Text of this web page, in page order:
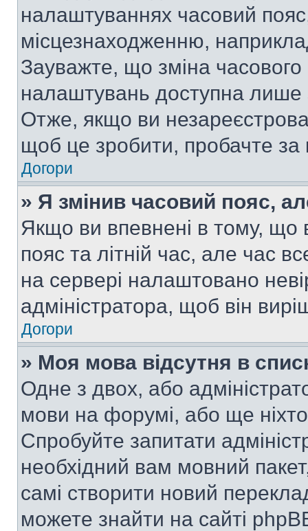
налаштуваннях часовий
місцезнаходженню,
Зауважте, що зміна часового
налаштувань доступна лише
Отже, якщо ви
щоб це зробити, пробачте за
Догори
» Я змінив часовий пояс,
Якщо ви впевнені в тому, що
пояс та літній час, але час
на сервері налаштовано
адміністратора, щоб він
Догори
» Моя мова відсутня в
Одне з двох, або
мови на форумі, або ще
Спробуйте запитати
необхідний вам мовний
самі створити новий
можете знайти на сайті